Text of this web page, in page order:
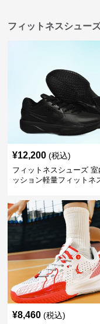
フィットネスシュー
¥12,200 (税込)
フィットネスシューズ 室
ッション軽量フィットネ
¥8,460 (税込)